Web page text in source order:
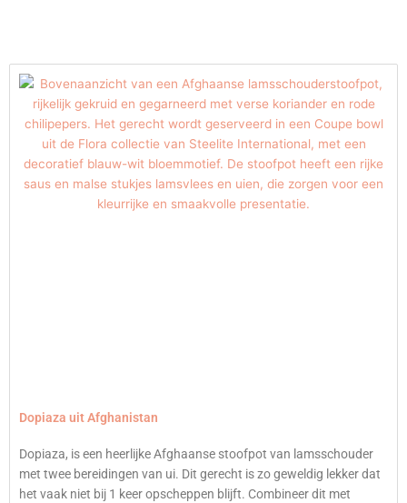
Dopiaza uit Afghanistan
Dopiaza, is een heerlijke Afghaanse stoofpot van lamsschouder
met twee bereidingen van ui. Dit gerecht is zo geweldig lekker dat
het vaak niet bij 1 keer opscheppen blijft. Combineer dit met